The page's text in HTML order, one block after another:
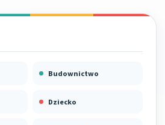
Budownictwo
Dziecko